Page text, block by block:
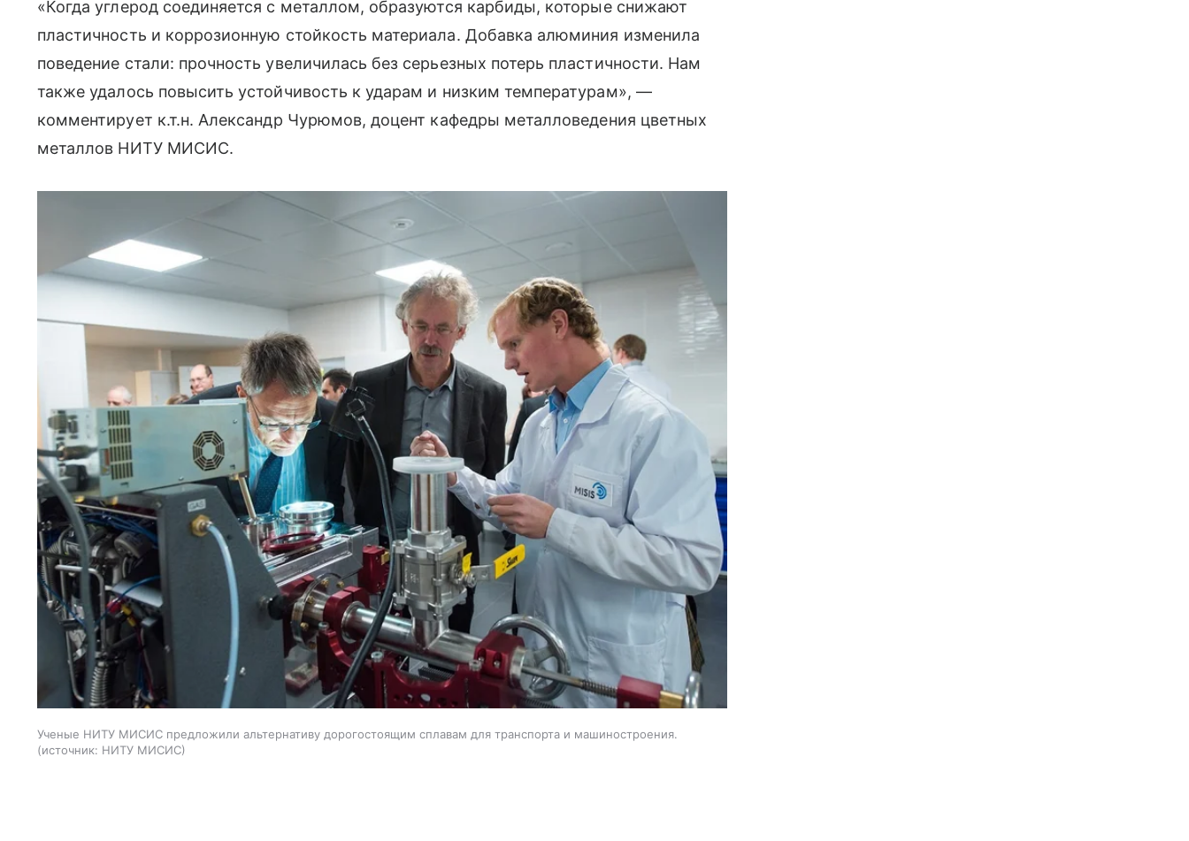
«Когда углерод соединяется с металлом, образуются карбиды, которые снижают
пластичность и коррозионную стойкость материала. Добавка алюминия изменила
поведение стали: прочность увеличилась без серьезных потерь пластичности. Нам
также удалось повысить устойчивость к ударам и низким температурам», —
комментирует к.т.н. Александр Чурюмов, доцент кафедры металловедения цветных
металлов НИТУ МИСИС.
Ученые НИТУ МИСИС предложили альтернативу дорогостоящим сплавам для транспорта и машиностроения.
источник: НИТУ МИСИС